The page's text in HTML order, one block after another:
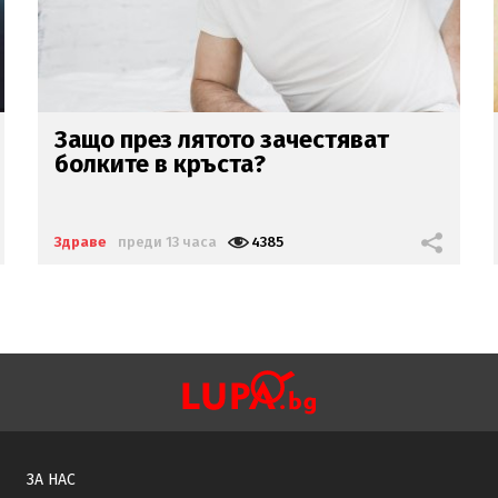
Водатаот чешмата често е по-
добраот бутилираната
Здраве преди 13 часа 4590
ЗА НАС